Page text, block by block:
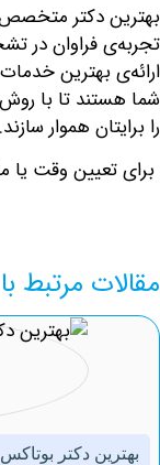
متخصص کبد در
در تشخیص و
خدمات به
تا با روش‌های
هموار سازند.
وقت یا مشاوره،
مرتبط با
دکتر بوتاکس معده